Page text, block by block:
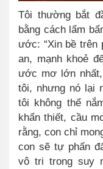
Tôi thường bắt
bằng cách lẩm
ước: “Xin bề trên
an, mạnh khoẻ
ước mơ lớn
tôi, nhưng nó lại
tôi không thể
khẩn thiết, cầu
rằng, con chỉ
con sẽ tự phấn
vô tri trong suy